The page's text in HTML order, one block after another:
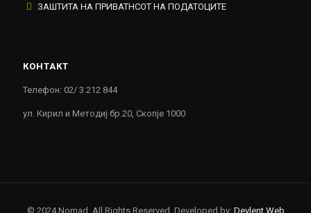
ЗАШТИТА НА ПРИВАТНСОТ НА ПОДАТОЦИТЕ
КОНТАКТ
Телефон: 02/ 3 212 844
ул. Кирил и Методиј бр.20, Скопје 1000
© 2024 Nomad. All Rights Reserved. Developed by: Devlent Web